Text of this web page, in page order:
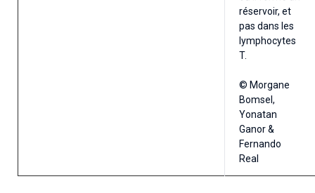
réservoir, et
pas dans les
lymphocytes
T.
© Morgane
Bomsel,
Yonatan
Ganor &
Fernando
Real